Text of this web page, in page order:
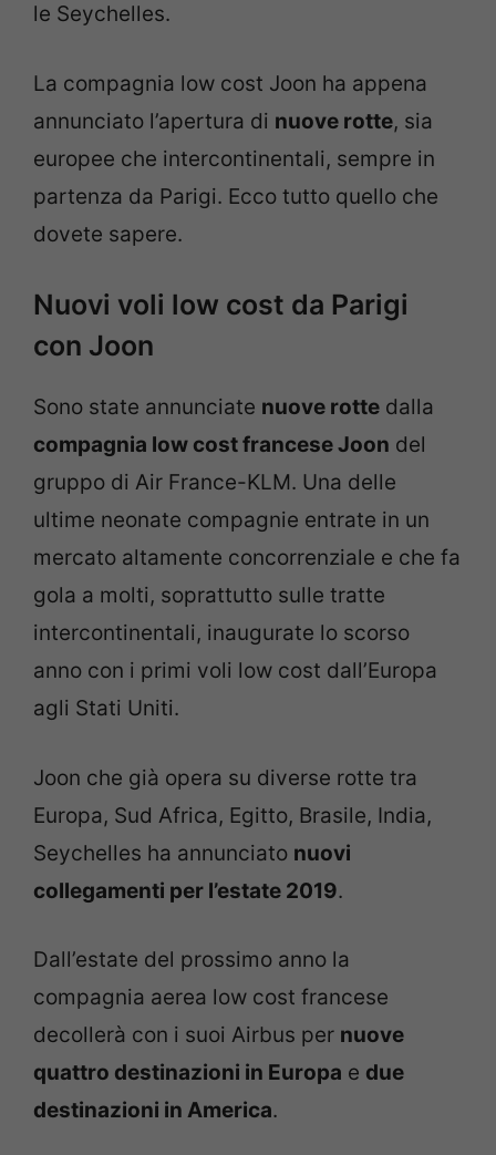
le Seychelles.
La compagnia low cost Joon ha appena
annunciato l’apertura di nuove rotte, sia
europee che intercontinentali, sempre in
partenza da Parigi. Ecco tutto quello che
dovete sapere.
Nuovi voli low cost da Parigi
con Joon
Sono state annunciate nuove rotte dalla
compagnia low cost francese Joon del
gruppo di Air France-KLM. Una delle
ultime neonate compagnie entrate in un
mercato altamente concorrenziale e che fa
gola a molti, soprattutto sulle tratte
intercontinentali, inaugurate lo scorso
anno con i primi voli low cost dall’Europa
agli Stati Uniti.
Joon che già opera su diverse rotte tra
Europa, Sud Africa, Egitto, Brasile, India,
Seychelles ha annunciato nuovi
collegamenti per l’estate 2019.
Dall’estate del prossimo anno la
compagnia aerea low cost francese
decollerà con i suoi Airbus per nuove
quattro destinazioni in Europa e due
destinazioni in America.